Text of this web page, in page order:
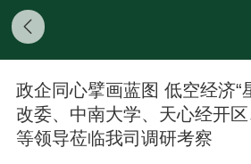
政企同心擘画蓝图 低空经济“
改委、中南大学、天心经开
等领导莅临我司调研考察